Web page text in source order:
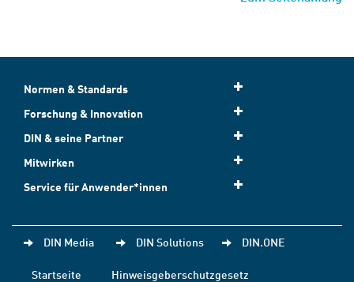
Normen & Standards
Forschung & Innovation
DIN & seine Partner
Mitwirken
Service für Anwender*innen
DIN Media DIN Solutions DIN.ONE
Startseite
Hinweisgeberschutzgesetz